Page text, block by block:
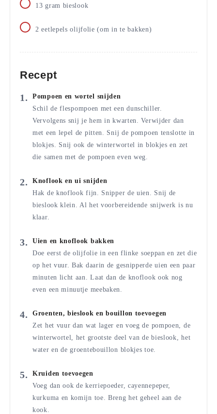
13 gram bieslook
2 eetlepels olijfolie (om in te bakken)
Recept
Pompoen en wortel snijden
Schil de flespompoen met een dunschiller.
Vervolgens snij je hem in kwarten. Verwijder dan
met een lepel de pitten. Snij de pompoen tenslotte in
blokjes. Snij ook de winterwortel in blokjes en zet
die samen met de pompoen even weg.
Knoflook en ui snijden
Hak de knoflook fijn. Snipper de uien. Snij de
bieslook klein. Al het voorbereidende snijwerk is nu
klaar.
Uien en knoflook bakken
Doe eerst de olijfolie in een flinke soeppan en zet die
op het vuur. Bak daarin de gesnipperde uien een paar
minuten licht aan. Laat dan de knoflook ook nog
even een minuutje meebaken.
Groenten, bieslook en bouillon toevoegen
Zet het vuur dan wat lager en voeg de pompoen, de
winterwortel, het grootste deel van de bieslook, het
water en de groentebouillon blokjes toe.
Kruiden toevoegen
Voeg dan ook de kerriepoeder, cayennepeper,
kurkuma en komijn toe. Breng het geheel aan de
kook.